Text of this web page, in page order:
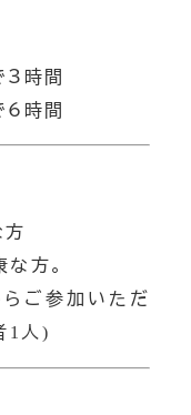
3時間
6時間
方
方。
ご参加いただ
1 人 )